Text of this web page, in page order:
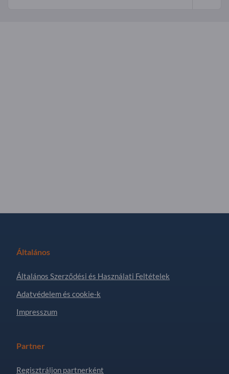
Általános
Általános Szerződési és Használati Feltételek
Adatvédelem és cookie-k
Impresszum
Partner
Regisztráljon partnerként